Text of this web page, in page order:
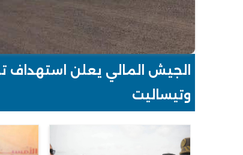
الجيش المالي يعلن
وتيساليت
وزيرة السياحة: «ثقافة الضفة»
والتنمية المحلية